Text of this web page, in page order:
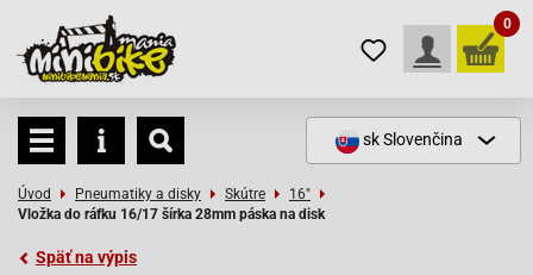
0
skSlovenčina
Úvod Pneumatiky a disky Skútre
16"
Vložka do ráfku 16/17 šírka 28mm páska na disk
Späť na výpis